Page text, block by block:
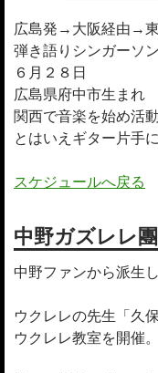
広島発→大阪経由→
弾き語りシンガーソ
６月２８日
広島県府中市生まれ
関西で音楽を始め活
とはいえギター片手
スケジュールへ戻る
中野ガズレレ團
中野ファンから派生
ウクレレの先生「久
ウクレレ教室を開催。